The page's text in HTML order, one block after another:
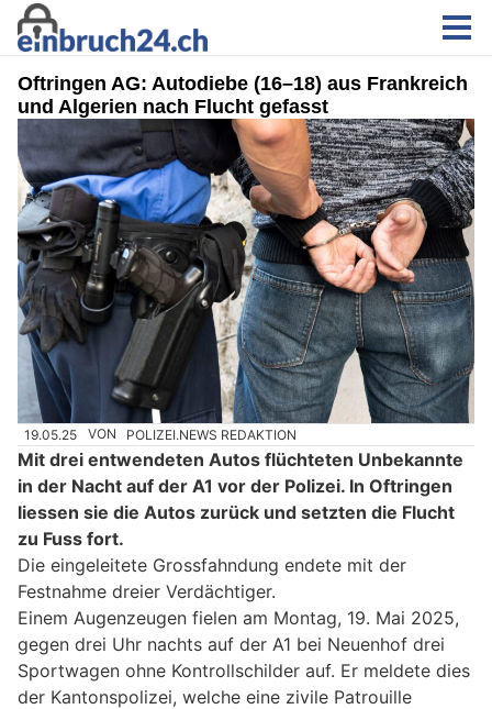
Oftringen AG: Autodiebe (16–18) aus Frankreich
und Algerien nach Flucht gefasst
19.05.25 VON POLIZEI.NEWS REDAKTION
Mit drei entwendeten Autos flüchteten Unbekannte
in der Nacht auf der A1 vor der Polizei. In Oftringen
liessen sie die Autos zurück und setzten die Flucht
zu Fuss fort.
Die eingeleitete Grossfahndung endete mit der
Festnahme dreier Verdächtiger.
Einem Augenzeugen fielen am Montag, 19. Mai 2025,
gegen drei Uhr nachts auf der A1 bei Neuenhof drei
Sportwagen ohne Kontrollschilder auf. Er meldete dies
der Kantonspolizei, welche eine zivile Patrouille